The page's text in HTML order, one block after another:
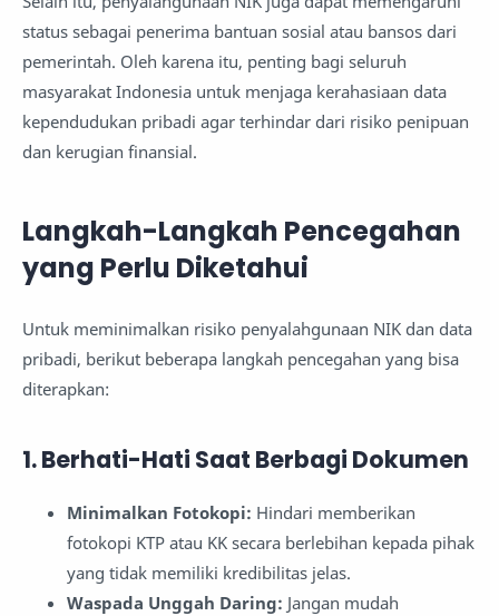
status sebagai penerima bantuan sosial atau bansos dari
pemerintah. Oleh karena itu, penting bagi seluruh
masyarakat Indonesia untuk menjaga kerahasiaan data
kependudukan pribadi agar terhindar dari risiko penipuan
dan kerugian finansial.
Langkah-Langkah Pencegahan
yang Perlu Diketahui
Untuk meminimalkan risiko penyalahgunaan NIK dan data
pribadi, berikut beberapa langkah pencegahan yang bisa
diterapkan:
1. Berhati-Hati Saat Berbagi Dokumen
Minimalkan Fotokopi: Hindari memberikan
fotokopi KTP atau KK secara berlebihan kepada pihak
yang tidak memiliki kredibilitas jelas.
Waspada Unggah Daring: Jangan mudah